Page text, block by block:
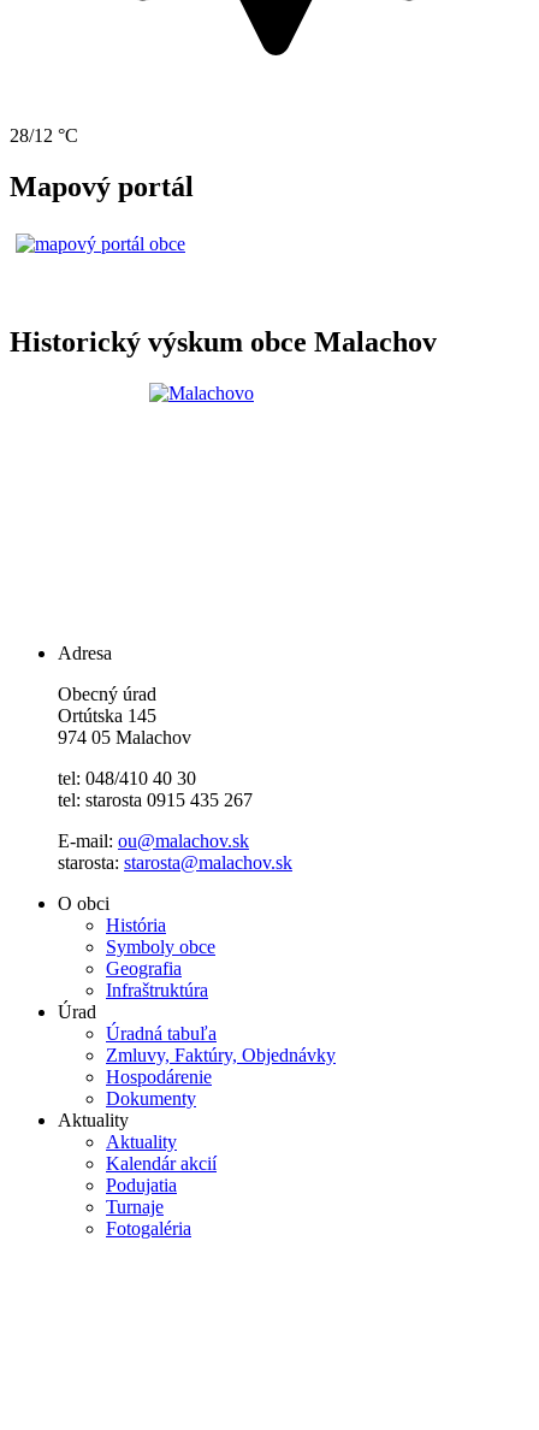
28/12 °C
Mapový portál
Historický výskum obce Malachov
Adresa
Obecný úrad
Ortútska 145
974 05 Malachov
tel: 048/410 40 30
tel: starosta 0915 435 267
E-mail: ou@malachov.sk
starosta: starosta@malachov.sk
O obci
História
Symboly obce
Geografia
Infraštruktúra
Úrad
Úradná tabuľa
Zmluvy, Faktúry, Objednávky
Hospodárenie
Dokumenty
Aktuality
Aktuality
Kalendár akcií
Podujatia
Turnaje
Fotogaléria